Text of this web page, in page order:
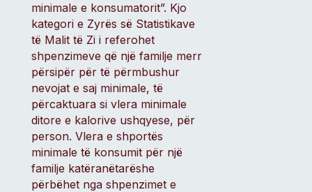
minimale e konsumatorit”. Kjo
kategori e Zyrës së Statistikave
të Malit të Zi i referohet
shpenzimeve që një familje merr
përsipër për të përmbushur
nevojat e saj minimale, të
përcaktuara si vlera minimale
ditore e kalorive ushqyese, për
person. Vlera e shportës
minimale të konsumit për një
familje katëranëtarëshe
përbëhet nga shpenzimet e